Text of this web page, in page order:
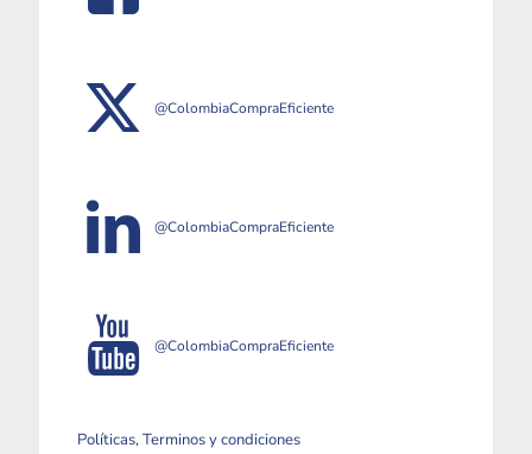
@ColombiaCompraEficiente
@ColombiaCompraEficiente
@ColombiaCompraEficiente
Políticas, Terminos y condiciones